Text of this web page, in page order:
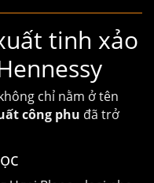
tinh xảo
chỉ nằm ở tên
công phu đã trở